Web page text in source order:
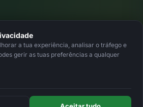
direitos reservados.
a tua experiência, analisar o tráfego e
gerir as tuas preferências a qualquer